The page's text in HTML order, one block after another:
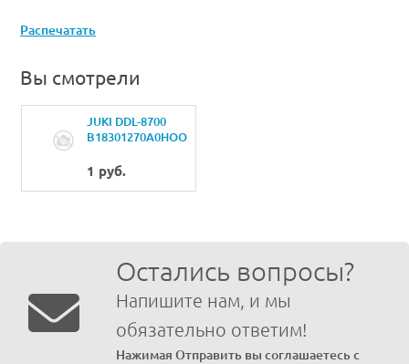
Распечатать
Вы смотрели
JUKI DDL-8700
B18301270A0HOOK
1 руб.
Остались вопросы?
Напишите нам, и мы
обязательно ответим!
Нажимая Отправить вы соглашаетесь с